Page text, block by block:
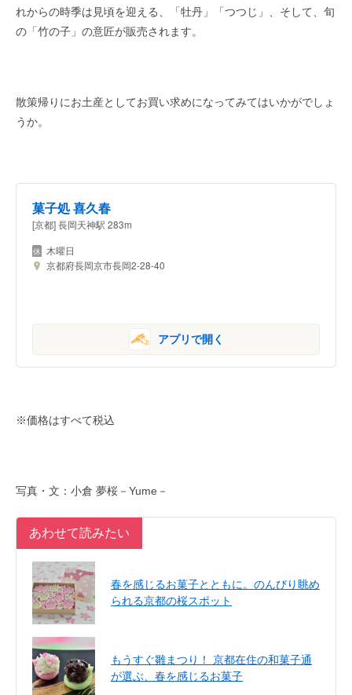
れからの時季は見頃を迎える、「牡丹」「つつじ」、そして、旬
の「竹の子」の意匠が販売されます。
散策帰りにお土産としてお買い求めになってみてはいかがでしょ
うか。
菓子処 喜久春
[京都] 長岡天神駅 283m
木曜日
京都府長岡京市長岡2-28-40
アプリで開く
※価格はすべて税込
写真・文：小倉 夢桜－Yume－
あわせて読みたい
春を感じるお菓子とともに。のんびり眺め
られる京都の桜スポット
もうすぐ雛まつり！ 京都在住の和菓子通
が選ぶ、春を感じるお菓子